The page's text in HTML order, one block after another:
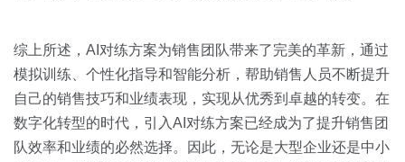
综上所述，AI对练方案为销售团队带来了完美的革新，通过
模拟训练、个性化指导和智能分析，帮助销售人员不断提升
自己的销售技巧和业绩表现，实现从优秀到卓越的转变。在
数字化转型的时代，引入AI对练方案已经成为了提升销售团
队效率和业绩的必然选择。因此，无论是大型企业还是中小